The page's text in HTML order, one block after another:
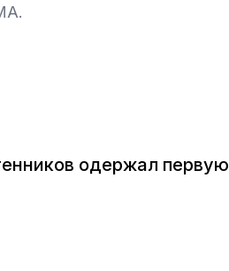
одержал первую